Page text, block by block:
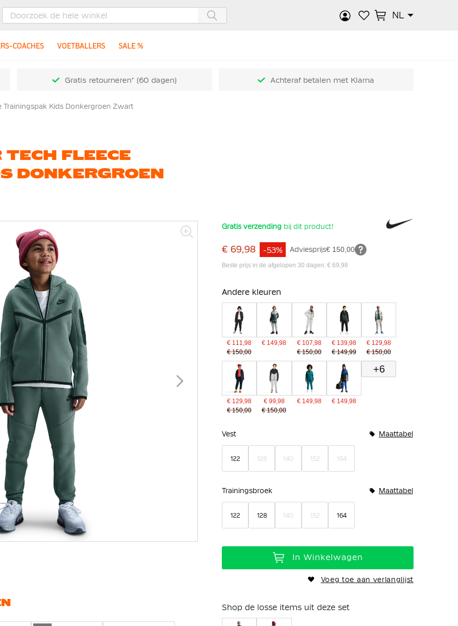
NL
COACHES VOETBALLERS SALE %
Gratis retourneren* (60 dagen) Achteraf betalen met Klarna
Trainingspak Kids Donkergroen Zwart
FLEECE
DONKERGROEN
Gratis verzending bij dit product!
€ 69,98 Adviesprijs€ 150,00
-53%
Beste prijs in de afgelopen 30 dagen: € 69,98
Andere kleuren
€ 111,98
€ 150,00
€ 149,98
€ 107,98
€ 150,00
€ 139,98
€ 149,99
€ 129,98
€ 150,00
€ 129,98
€ 150,00
€ 99,98
€ 150,00
€ 149,98 € 149,98
+6
Vest Maattabel
122 128 140 152 164
Trainingsbroek Maattabel
122 128 140 152 164
In Winkelwagen
Voeg toe aan verlanglijst
Shop de losse items uit deze set